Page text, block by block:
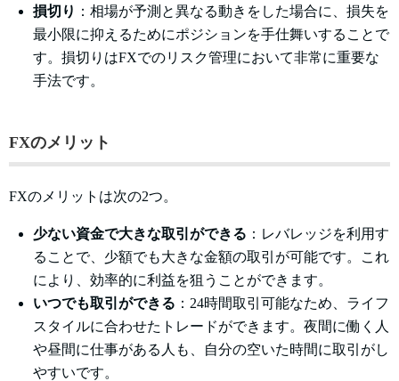
損切り ：相場が予測と異なる動きをした場合に、損失を
最小限に抑えるためにポジションを手仕舞いすることで
す。損切りはFXでのリスク管理において非常に重要な
手法です。
FXのメリット
FXのメリットは次の2つ。
少ない資金で大きな取引ができる ：レバレッジを利用す
ることで、少額でも大きな金額の取引が可能です。これ
により、効率的に利益を狙うことができます。
いつでも取引ができる ：24時間取引可能なため、ライフ
スタイルに合わせたトレードができます。夜間に働く人
や昼間に仕事がある人も、自分の空いた時間に取引がし
やすいです。